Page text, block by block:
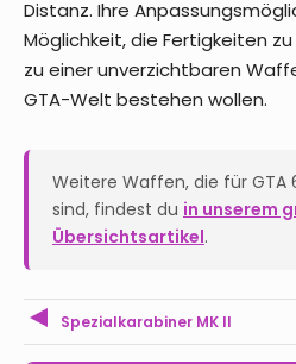
Distanz. Ihre
Möglichkeit, die Fertigkeiten
zu einer unverzichtbaren
GTA-Welt bestehen wollen.
Weitere Waffen, die für
sind, findest du in unserem
Übersichtsartikel.
Spezialkarabiner MK II